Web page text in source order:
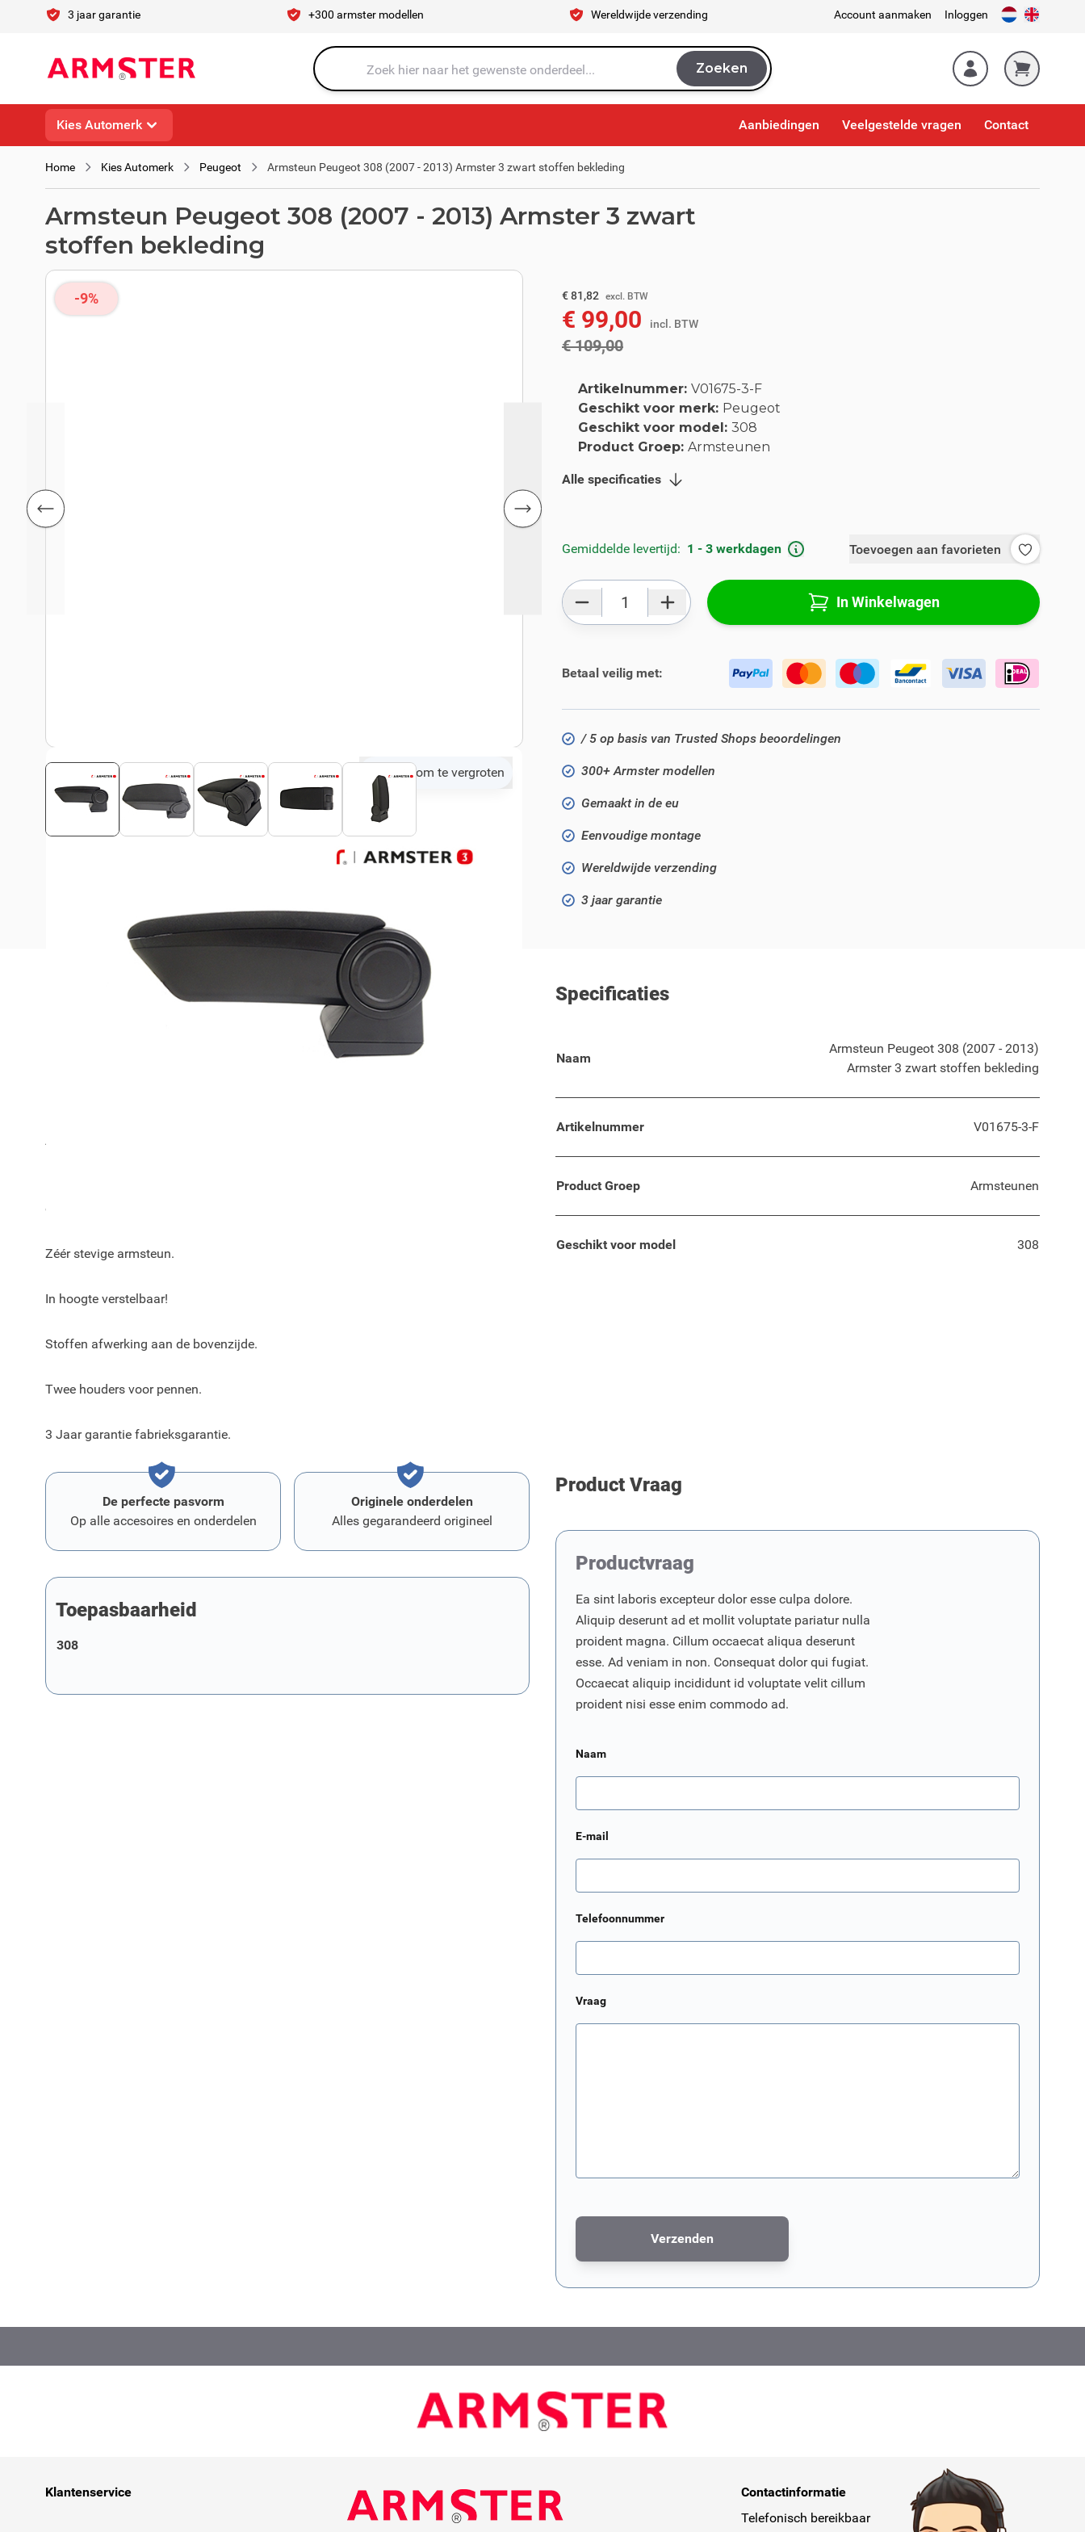
Ga naar de inhoud3 jaar garantie +300 armster modellen Wereldwijde verzending Account aanmaken Inloggen
Waar ben je naar op zoek? Zoek
Zoeken
Kies Automerk Aanbiedingen Veelgestelde vragen Contact
Home Kies Automerk Peugeot Armsteun Peugeot 308 (2007 - 2013) Armster 3 zwart stoffen bekleding
Armsteun Peugeot 308 (2007 - 2013) Armster 3 zwart
stoffen bekleding
-9%
Klik om te vergroten
€ 81,82 excl. BTW
€ 90,08excl. BTW
€ 99,00 incl. BTW
€ 109,00incl. BTW
Artikelnummer: V01675-3-F
Geschikt voor merk: Peugeot
Geschikt voor model: 308
Product Groep: Armsteunen
Alle specificaties
Gemiddelde levertijd: 1 - 3 werkdagen Toevoegen aan favorieten
Aantal In Winkelwagen
Betaal veilig met:
/ 5 op basis van Trusted Shops beoordelingen
300+ Armster modellen
Gemaakt in de eu
Eenvoudige montage
Wereldwijde verzending
3 jaar garantie
Deze Armster 3 armsteun is passend voor alle Peugeot 308 (2007 - 2013) modellen!
Afmeting zonder adapter: breedte 12 cm, hoogte 15 cm, lengte 33 cm.
en verbeterde duurzaamheid.
Zéér stevige armsteun.
In hoogte verstelbaar!
Stoffen afwerking aan de bovenzijde.
Twee houders voor pennen.
3 Jaar garantie fabrieksgarantie.
Specificaties
Naam
Armsteun Peugeot 308 (2007 - 2013)
Armster 3 zwart stoffen bekleding
Artikelnummer V01675-3-F
Product Groep Armsteunen
Geschikt voor model 308
De perfecte pasvorm
Op alle accesoires en onderdelen
Originele onderdelen
Alles gegarandeerd origineel
Toepasbaarheid
308
Product Vraag
Productvraag
Ea sint laboris excepteur dolor esse culpa dolore.
Aliquip deserunt ad et mollit voluptate pariatur nulla
proident magna. Cillum occaecat aliqua deserunt
esse. Ad veniam in non. Consequat dolor qui fugiat.
Occaecat aliquip incididunt id voluptate velit cillum
proident nisi esse enim commodo ad.
Naam
E-mail
Telefoonnummer
Vraag
Verzenden
Dit formulier wordt beschermd door reCAPTCHA. Hetprivacybeleid van Googleen de
Klantenservice
Contactinformatie
Telefonisch bereikbaar